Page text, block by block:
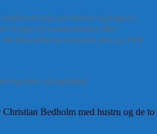
med forretning og konditori og bageriet
brugtes til sammenkomster efter
hestestald og svinestald, foto ca. 1950
kagekone og kagemand
Christian Bedholm med hustru og de